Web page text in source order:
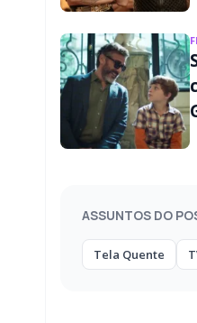
ASSUNTOS DO
Tela Quente